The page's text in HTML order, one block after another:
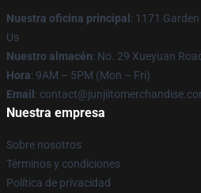
Nuestra oficina principal : 1171
Us
Nuestro almacén: No. 29 Xueyuan
Hora: 9AM – 5PM (Mon – Fri)
Email :
Nuestra empresa
Sobre nosotros
Términos y condiciones
Política de privacidad